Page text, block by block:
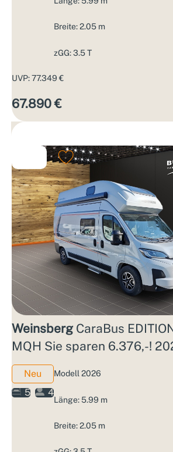
Breite: 2.05 m
zGG: 3.5 T
UVP: 77.349 €
67.890 €
Weinsberg CaraBus
MQH Sie sparen 6.376,-!
Neu
5
4
Modell 2026
Länge: 5.99 m
Breite: 2.05 m